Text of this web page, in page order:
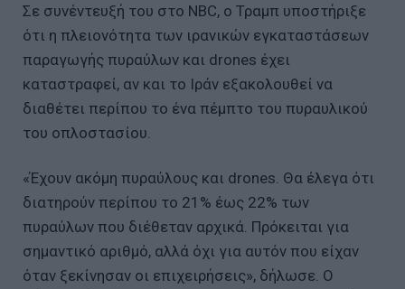
Σε συνέντευξή του στο NBC, ο Τραμπ υποστήριξε
ότι η πλειονότητα των ιρανικών εγκαταστάσεων
παραγωγής πυραύλων και drones έχει
καταστραφεί, αν και το Ιράν εξακολουθεί να
διαθέτει περίπου το ένα πέμπτο του πυραυλικού
του οπλοστασίου.
«Έχουν ακόμη πυραύλους και drones. Θα έλεγα ότι
διατηρούν περίπου το 21% έως 22% των
πυραύλων που διέθεταν αρχικά. Πρόκειται για
σημαντικό αριθμό, αλλά όχι για αυτόν που είχαν
όταν ξεκίνησαν οι επιχειρήσεις», δήλωσε. Ο